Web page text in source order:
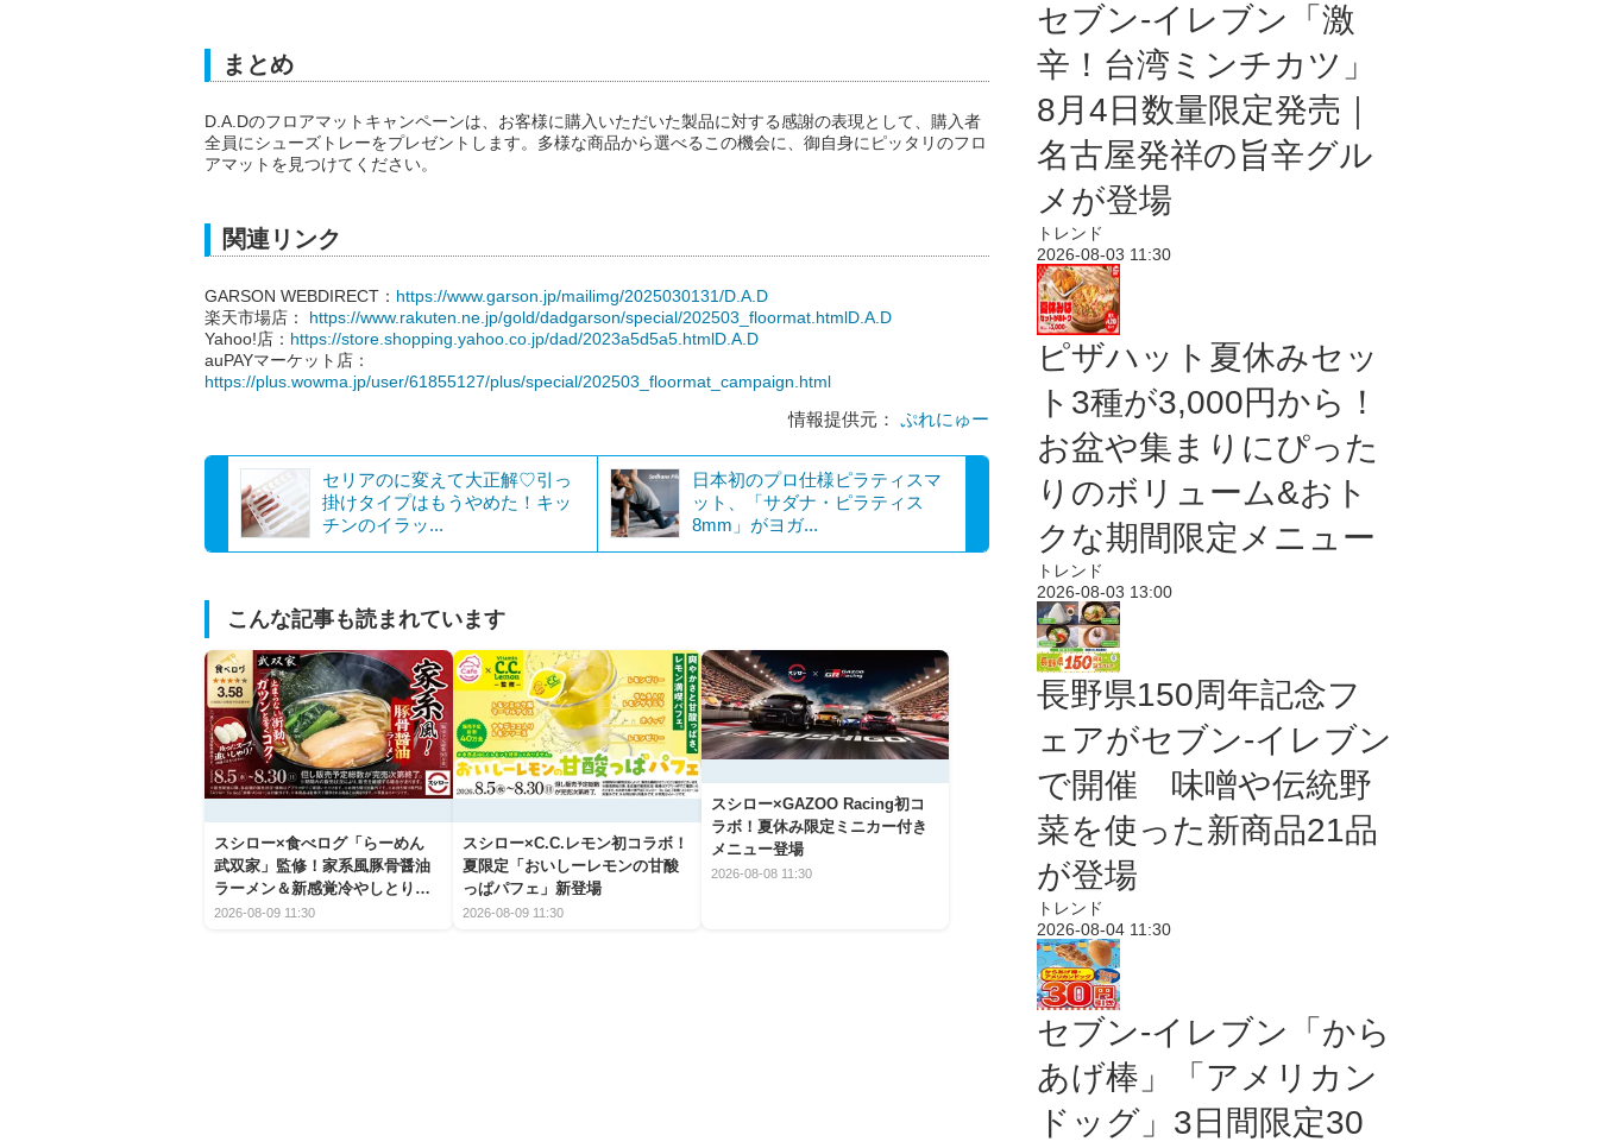
まとめ
D.A.Dのフロアマットキャンペーンは、お客様に購入いただいた製品に対する感謝の表現として、購入者
全員にシューズトレーをプレゼントします。多様な商品から選べるこの機会に、御自身にピッタリのフロ
アマットを見つけてください。
関連リンク
GARSON WEBDIRECT： https://www.garson.jp/mailimg/2025030131/D.A.D
楽天市場店： https://www.rakuten.ne.jp/gold/dadgarson/special/202503_floormat.htmlD.A.D
Yahoo!店： https://store.shopping.yahoo.co.jp/dad/2023a5d5a5.htmlD.A.D
auPAYマーケット店：
https://plus.wowma.jp/user/61855127/plus/special/202503_floormat_campaign.html
情報提供元： ぷれにゅー
セリアのに変えて大正解♡引っ
掛けタイプはもうやめた！キッ
チンのイラッ...
日本初のプロ仕様ピラティスマ
ット、「サダナ・ピラティス
8mm」がヨガ...
こんな記事も読まれています
スシロー×食べログ「らーめん
武双家」監修！家系風豚骨醤油
ラーメン＆新感覚冷やしとり天
うどんが新登場
2026-08-09 11:30
スシロー×C.C.レモン初コラボ！
夏限定「おいしーレモンの甘酸
っぱパフェ」新登場
2026-08-09 11:30
スシロー×GAZOO Racing初コ
ラボ！夏休み限定ミニカー付き
メニュー登場
2026-08-08 11:30
セブン-イレブン「激
辛！台湾ミンチカツ」
8月4日数量限定発売｜
名古屋発祥の旨辛グル
メが登場
トレンド
2026-08-03 11:30
ピザハット夏休みセッ
ト3種が3,000円から！
お盆や集まりにぴった
りのボリューム&おト
クな期間限定メニュー
トレンド
2026-08-03 13:00
長野県150周年記念フ
ェアがセブン-イレブン
で開催 味噌や伝統野
菜を使った新商品21品
が登場
トレンド
2026-08-04 11:30
セブン‐イレブン「から
あげ棒」「アメリカン
ドッグ」3日間限定30